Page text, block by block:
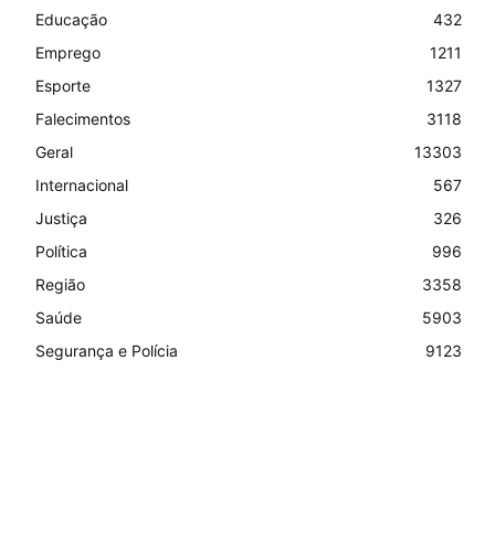
Educação
432
Emprego
1211
Esporte
1327
Falecimentos
3118
Geral
13303
Internacional
567
Justiça
326
Política
996
Região
3358
Saúde
5903
Segurança e Polícia
9123